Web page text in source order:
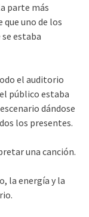
parte más
uno de los
estaba
el auditorio
público estaba
dándose
los presentes.
una canción.
la energía y la